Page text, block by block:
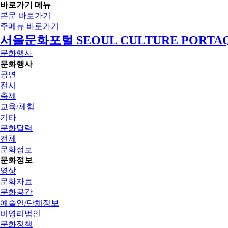
바로가기 메뉴
본문 바로가기
주메뉴 바로가기
서울문화포털 SEOUL CULTURE
문화행사
문화행사
공연
전시
축제
교육/체험
기타
문화달력
전체
문화정보
문화정보
영상
문화자료
문화공간
예술인/단체정보
비영리법인
문화정책